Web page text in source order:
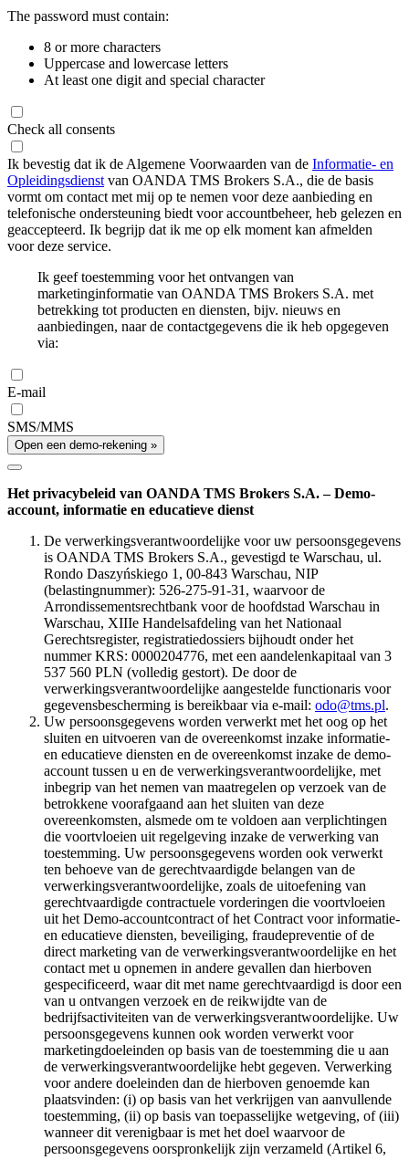
The password must contain:
8 or more characters
Uppercase and lowercase letters
At least one digit and special character
Check all consents
Ik bevestig dat ik de Algemene Voorwaarden van de Informatie- en
Opleidingsdienst van OANDA TMS Brokers S.A., die de basis
vormt om contact met mij op te nemen voor deze aanbieding en
telefonische ondersteuning biedt voor accountbeheer, heb gelezen en
geaccepteerd. Ik begrijp dat ik me op elk moment kan afmelden
voor deze service.
Ik geef toestemming voor het ontvangen van
marketinginformatie van OANDA TMS Brokers S.A. met
betrekking tot producten en diensten, bijv. nieuws en
aanbiedingen, naar de contactgegevens die ik heb opgegeven
via:
E-mail
SMS/MMS
Open een demo-rekening »
Het privacybeleid van OANDA TMS Brokers S.A. – Demo-
account, informatie en educatieve dienst
De verwerkingsverantwoordelijke voor uw persoonsgegevens
is OANDA TMS Brokers S.A., gevestigd te Warschau, ul.
Rondo Daszyńskiego 1, 00-843 Warschau, NIP
(belastingnummer): 526-275-91-31, waarvoor de
Arrondissementsrechtbank voor de hoofdstad Warschau in
Warschau, XIIIe Handelsafdeling van het Nationaal
Gerechtsregister, registratiedossiers bijhoudt onder het
nummer KRS: 0000204776, met een aandelenkapitaal van 3
537 560 PLN (volledig gestort). De door de
verwerkingsverantwoordelijke aangestelde functionaris voor
gegevensbescherming is bereikbaar via e-mail: odo@tms.pl.
Uw persoonsgegevens worden verwerkt met het oog op het
sluiten en uitvoeren van de overeenkomst inzake informatie-
en educatieve diensten en de overeenkomst inzake de demo-
account tussen u en de verwerkingsverantwoordelijke, met
inbegrip van het nemen van maatregelen op verzoek van de
betrokkene voorafgaand aan het sluiten van deze
overeenkomsten, alsmede om te voldoen aan verplichtingen
die voortvloeien uit regelgeving inzake de verwerking van
toestemming. Uw persoonsgegevens worden ook verwerkt
ten behoeve van de gerechtvaardigde belangen van de
verwerkingsverantwoordelijke, zoals de uitoefening van
gerechtvaardigde contractuele vorderingen die voortvloeien
uit het Demo-accountcontract of het Contract voor informatie-
en educatieve diensten, beveiliging, fraudepreventie of de
direct marketing van de verwerkingsverantwoordelijke en het
contact met u opnemen in andere gevallen dan hierboven
gespecificeerd, waar dit met name gerechtvaardigd is door een
van u ontvangen verzoek en de reikwijdte van de
bedrijfsactiviteiten van de verwerkingsverantwoordelijke. Uw
persoonsgegevens kunnen ook worden verwerkt voor
marketingdoeleinden op basis van de toestemming die u aan
de verwerkingsverantwoordelijke hebt gegeven. Verwerking
voor andere doeleinden dan de hierboven genoemde kan
plaatsvinden: (i) op basis van het verkrijgen van aanvullende
toestemming, (ii) op basis van toepasselijke wetgeving, of (iii)
wanneer dit verenigbaar is met het doel waarvoor de
persoonsgegevens oorspronkelijk zijn verzameld (Artikel 6,